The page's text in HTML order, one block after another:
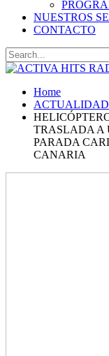
NUESTROS
CONTACTO
Home
ACTUALIDAD
TRASLADA A
PARADA
CANARIA